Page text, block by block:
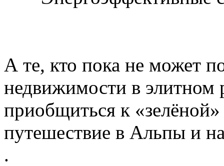
А те, кто пока не может
недвижимости в
приобщиться к
путешествие в Альпы и
.